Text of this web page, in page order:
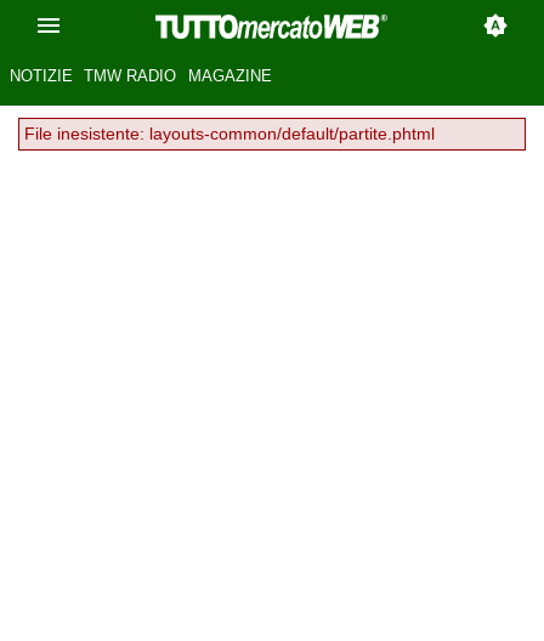
NOTIZIE TMW RADIO MAGAZINE
File inesistente: layouts-common/default/partite.phtml